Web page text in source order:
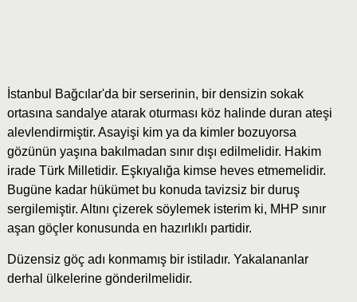
İstanbul Bağcılar'da bir serserinin, bir densizin sokak
ortasına sandalye atarak oturması köz halinde duran ateşi
alevlendirmiştir. Asayişi kim ya da kimler bozuyorsa
gözünün yaşına bakılmadan sınır dışı edilmelidir. Hakim
irade Türk Milletidir. Eşkıyalığa kimse heves etmemelidir.
Bugüne kadar hükümet bu konuda tavizsiz bir duruş
sergilemiştir. Altını çizerek söylemek isterim ki, MHP sınır
aşan göçler konusunda en hazırlıklı partidir.
Düzensiz göç adı konmamış bir istiladır. Yakalananlar
derhal ülkelerine gönderilmelidir.